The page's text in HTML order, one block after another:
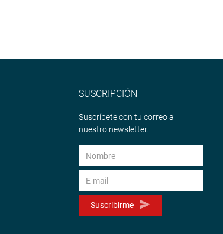
SUSCRIPCIÓN
Suscríbete con tu correo a
nuestro newsletter.
Suscribirme